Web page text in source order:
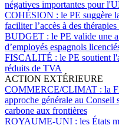
négatives importantes pour
COHÉSION : le PE suggère
faciliter l’accès à des
BUDGET : le PE valide une
d’employés espagnols
FISCALITÉ : le PE soutient
réduits de TVA
ACTION EXTÉRIEURE
COMMERCE/CLIMAT : la
approche générale au Conseil
carbone aux frontières
ROYAUME-UNI : les États